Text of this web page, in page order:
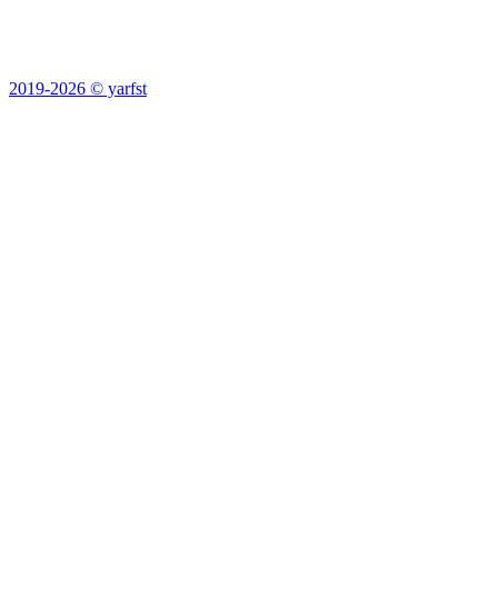
2019-2026 © yarfst